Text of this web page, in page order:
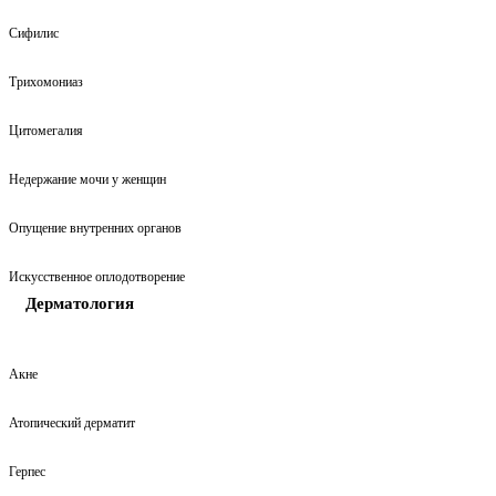
Сифилис
Трихомониаз
Цитомегалия
Недержание мочи у женщин
Опущение внутренних органов
Искусственное оплодотворение
Дерматология
Акне
Атопический дерматит
Герпес